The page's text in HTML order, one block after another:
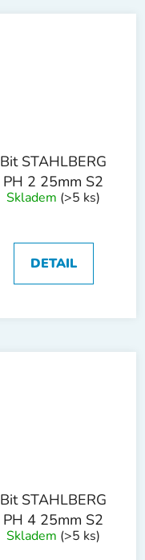
Bit STAHLBERG
PH 2 25mm S2
Skladem (>5 ks)
DETAIL
Bit STAHLBERG
PH 4 25mm S2
Skladem (>5 ks)